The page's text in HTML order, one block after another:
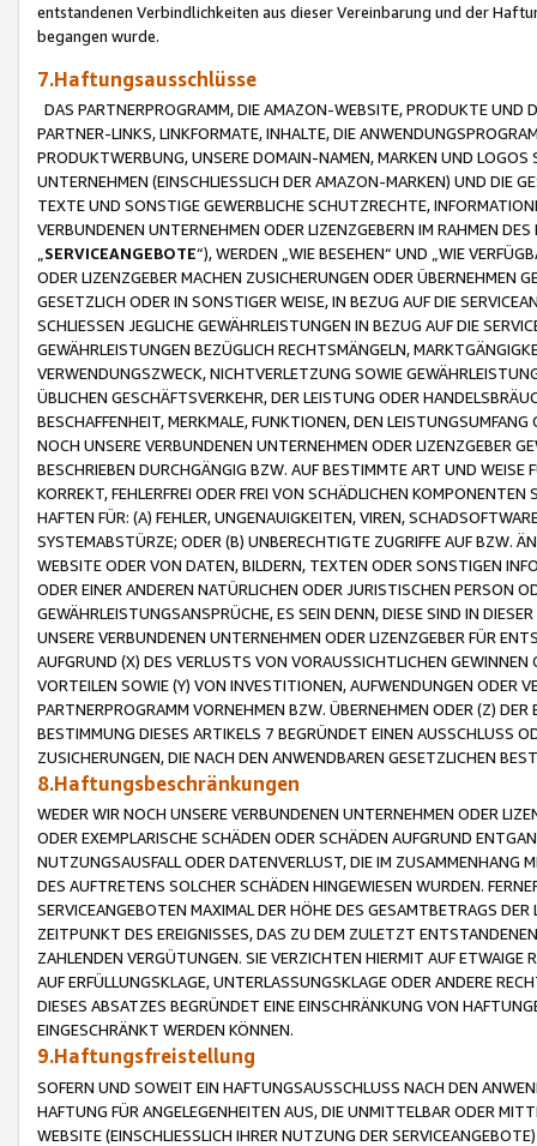
entstandenen Verbindlichkeiten aus dieser Vereinbarung und der
begangen wurde.
7.Haftungsausschlüsse
DAS PARTNERPROGRAMM, DIE AMAZON-WEBSITE, PRODUKTE UND
PARTNER-LINKS, LINKFORMATE, INHALTE, DIE
PRODUKTWERBUNG, UNSERE DOMAIN-NAMEN, MARKEN UND
UNTERNEHMEN (EINSCHLIESSLICH DER AMAZON-MARKEN) UND DIE
TEXTE UND SONSTIGE GEWERBLICHE SCHUTZRECHTE,
VERBUNDENEN UNTERNEHMEN ODER LIZENZGEBERN IM RAHMEN
SERVICEANGEBOTE“), WERDEN „WIE BESEHEN“ UND „WIE
ODER LIZENZGEBER MACHEN ZUSICHERUNGEN ODER ÜBERNEHMEN
GESETZLICH ODER IN SONSTIGER WEISE, IN BEZUG AUF DIE
SCHLIESSEN JEGLICHE GEWÄHRLEISTUNGEN IN BEZUG AUF DIE
GEWÄHRLEISTUNGEN BEZÜGLICH RECHTSMÄNGELN,
VERWENDUNGSZWECK, NICHTVERLETZUNG SOWIE
ÜBLICHEN GESCHÄFTSVERKEHR, DER LEISTUNG ODER
BESCHAFFENHEIT, MERKMALE, FUNKTIONEN, DEN
NOCH UNSERE VERBUNDENEN UNTERNEHMEN ODER LIZENZGEBER
BESCHRIEBEN DURCHGÄNGIG BZW. AUF BESTIMMTE ART UND
KORREKT, FEHLERFREI ODER FREI VON SCHÄDLICHEN
HAFTEN FÜR: (A) FEHLER, UNGENAUIGKEITEN, VIREN,
SYSTEMABSTÜRZE; ODER (B) UNBERECHTIGTE ZUGRIFFE AUF BZW.
WEBSITE ODER VON DATEN, BILDERN, TEXTEN ODER SONSTIGEN
ODER EINER ANDEREN NATÜRLICHEN ODER JURISTISCHEN PERSON
GEWÄHRLEISTUNGSANSPRÜCHE, ES SEIN DENN, DIESE SIND IN
UNSERE VERBUNDENEN UNTERNEHMEN ODER LIZENZGEBER FÜR
AUFGRUND (X) DES VERLUSTS VON VORAUSSICHTLICHEN
VORTEILEN SOWIE (Y) VON INVESTITIONEN, AUFWENDUNGEN ODER
PARTNERPROGRAMM VORNEHMEN BZW. ÜBERNEHMEN ODER (Z)
BESTIMMUNG DIESES ARTIKELS 7 BEGRÜNDET EINEN AUSSCHLUSS
ZUSICHERUNGEN, DIE NACH DEN ANWENDBAREN GESETZLICHEN
8.Haftungsbeschränkungen
WEDER WIR NOCH UNSERE VERBUNDENEN UNTERNEHMEN ODER
ODER EXEMPLARISCHE SCHÄDEN ODER SCHÄDEN AUFGRUND
NUTZUNGSAUSFALL ODER DATENVERLUST, DIE IM ZUSAMMENHANG
DES AUFTRETENS SOLCHER SCHÄDEN HINGEWIESEN WURDEN.
SERVICEANGEBOTEN MAXIMAL DER HÖHE DES GESAMTBETRAGS
ZEITPUNKT DES EREIGNISSES, DAS ZU DEM ZULETZT
ZAHLENDEN VERGÜTUNGEN. SIE VERZICHTEN HIERMIT AUF
AUF ERFÜLLUNGSKLAGE, UNTERLASSUNGSKLAGE ODER ANDERE
DIESES ABSATZES BEGRÜNDET EINE EINSCHRÄNKUNG VON
EINGESCHRÄNKT WERDEN KÖNNEN.
9.Haftungsfreistellung
SOFERN UND SOWEIT EIN HAFTUNGSAUSSCHLUSS NACH DEN
HAFTUNG FÜR ANGELEGENHEITEN AUS, DIE UNMITTELBAR ODER
WEBSITE (EINSCHLIESSLICH IHRER NUTZUNG DER